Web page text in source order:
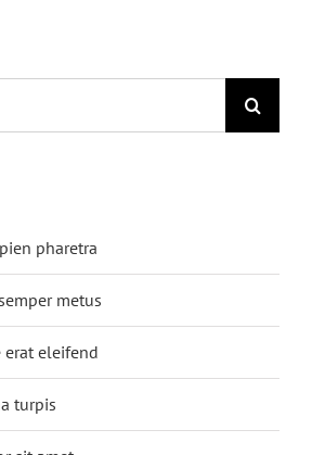
pharetra
metus
erat eleifend
turpis